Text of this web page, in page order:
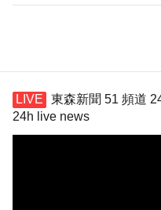
東森新聞 51 頻道
24h live news